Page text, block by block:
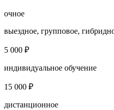
очное
выездное, групповое,
5 000 ₽
индивидуальное обучение
15 000 ₽
дистанционное